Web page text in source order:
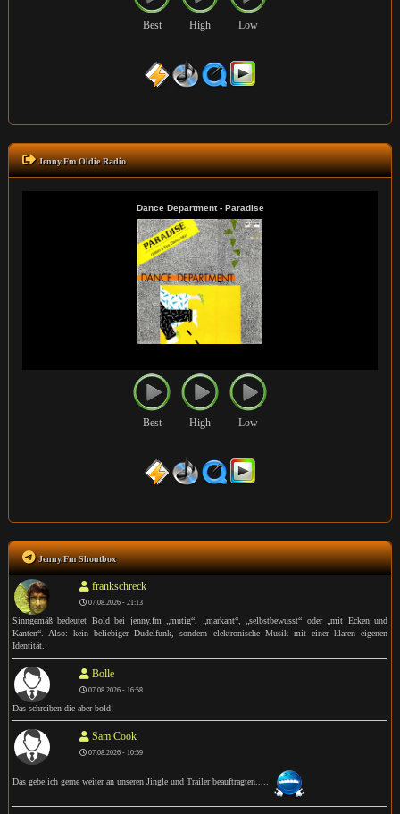
Best High Low
Jenny.Fm Oldie Radio
Best High Low
Jenny.Fm Shoutbox
frankschreck
07.08.2026 - 21:13
Sinngemäß bedeutet Bold bei jenny.fm „mutig“, „markant“, „selbstbewusst“ oder „mit Ecken und
Kanten“. Also: kein beliebiger Dudelfunk, sondern elektronische Musik mit einer klaren eigenen
Identität.
Bolle
07.08.2026 - 16:58
Das schreiben die aber bold!
Sam Cook
07.08.2026 - 10:59
Das gebe ich gerne weiter an unseren Jingle und Trailer beauftragten.....